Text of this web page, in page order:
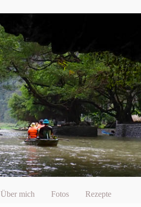
Über mich Fotos Rezepte